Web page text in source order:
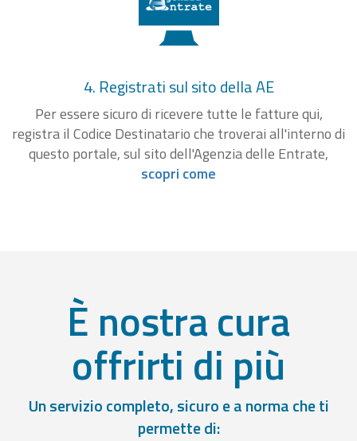
4. Registrati sul sito della AE
Per essere sicuro di ricevere tutte le fatture qui,
registra il Codice Destinatario che troverai all'interno di
questo portale, sul sito dell'Agenzia delle Entrate,
scopri come
È nostra cura
offrirti di più
Un servizio completo, sicuro e a norma che ti
permette di: